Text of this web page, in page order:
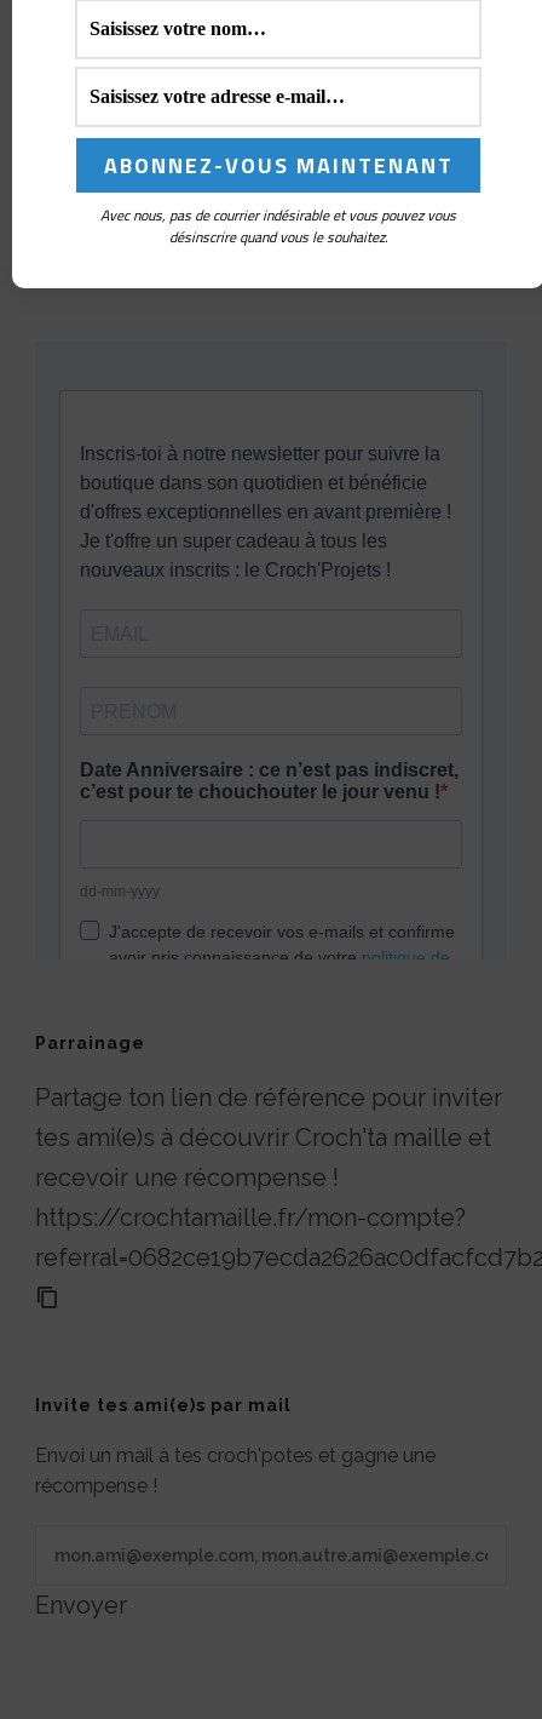
Modèles au crochet (35)
Pin's et Badges (9)
Sacs à projet et pochettes à crochets (26)
Parrainage
Partage ton lien de référence pour inviter
tes ami(e)s à découvrir Croch'ta maille et
recevoir une récompense !
https://crochtamaille.fr/mon-compte?
Invite tes ami(e)s par mail
Envoi un mail à tes croch'potes et gagne une
récompense !
Envoyer
Avec nous, pas de courrier indésirable et vous pouvez vous
désinscrire quand vous le souhaitez.